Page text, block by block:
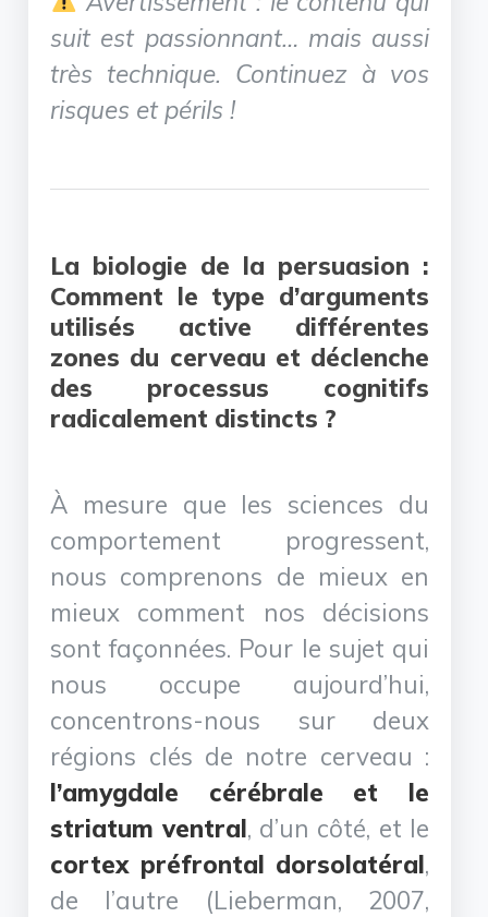
suit est passionnant… mais aussi
très technique. Continuez à vos
risques et périls !
La biologie de la persuasion :
Comment le type d’arguments
utilisés active différentes
zones du cerveau et déclenche
des processus cognitifs
radicalement distincts ?
À mesure que les sciences du
comportement progressent,
nous comprenons de mieux en
mieux comment nos décisions
sont façonnées. Pour le sujet qui
nous occupe aujourd’hui,
concentrons-nous sur deux
régions clés de notre cerveau :
l’amygdale cérébrale et le
striatum ventral, d’un côté, et le
cortex préfrontal dorsolatéral,
de l’autre (Lieberman, 2007,